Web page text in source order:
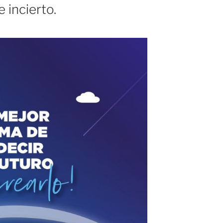
incierto.